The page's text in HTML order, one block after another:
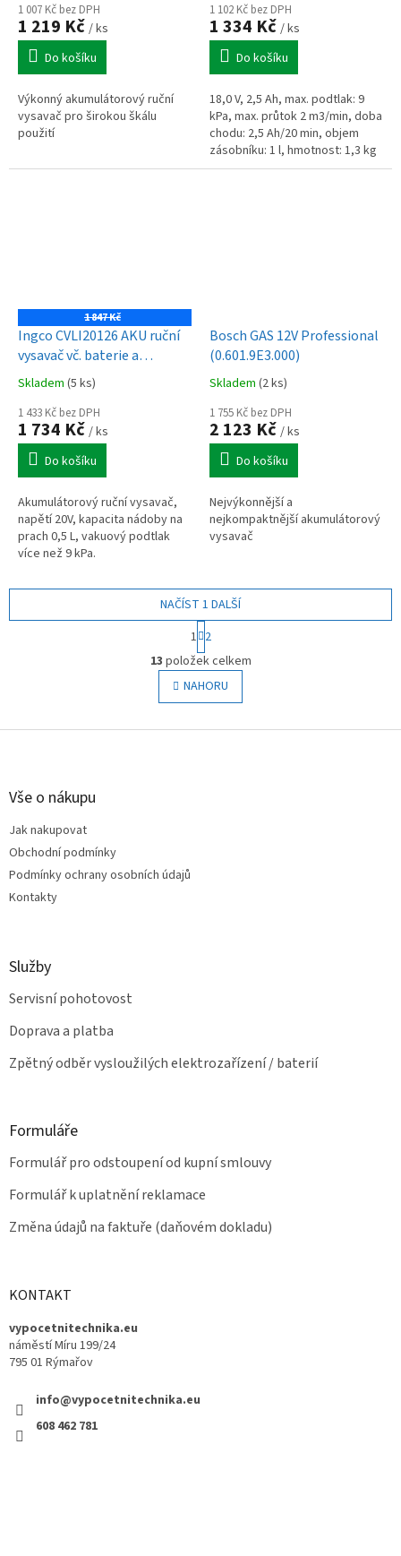
1 007 Kč bez DPH
1 219 Kč / ks
Do košíku
Výkonný akumulátorový ruční
vysavač pro širokou škálu
použití
1 102 Kč bez DPH
1 334 Kč / ks
Do košíku
18,0 V, 2,5 Ah, max. podtlak: 9
kPa, max. průtok 2 m3/min, doba
chodu: 2,5 Ah/20 min, objem
zásobníku: 1 l, hmotnost: 1,3 kg
1 847 Kč
Ingco CVLI20126 AKU ruční
vysavač vč. baterie a
nabíječky
Skladem (5 ks)
1 433 Kč bez DPH
1 734 Kč / ks
Do košíku
Akumulátorový ruční vysavač,
napětí 20V, kapacita nádoby na
prach 0,5 L, vakuový podtlak
více než 9 kPa.
Bosch GAS 12V Professional
(0.601.9E3.000)
Skladem (2 ks)
1 755 Kč bez DPH
2 123 Kč / ks
Do košíku
Nejvýkonnější a
nejkompaktnější akumulátorový
vysavač
O
v
l
á
NAČÍST 1 DALŠÍ
S
t
r
á
n
k
v
1 2
13 položek celkem
NAHORU
Z
Vše o nákupu
Jak nakupovat
Obchodní podmínky
Podmínky ochrany osobních údajů
Kontakty
Služby
Servisní pohotovost
Doprava a platba
Zpětný odběr vysloužilých elektrozařízení / baterií
Formuláře
Formulář pro odstoupení od kupní smlouvy
Formulář k uplatnění reklamace
Změna údajů na faktuře (daňovém dokladu)
KONTAKT
vypocetnitechnika.eu
náměstí Míru 199/24
795 01 Rýmařov
info@vypocetnitechnika.eu
608 462 781